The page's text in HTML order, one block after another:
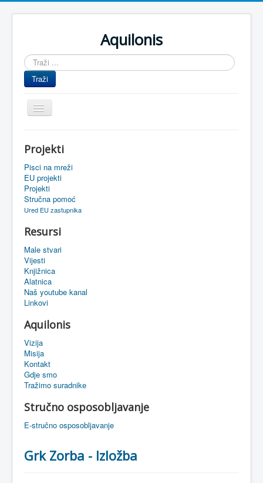
Aquilonis
Traži
...
Traži
Prikaz/Sakrivanje
navigacije
Upravljanje znanjem
Obrazovanje
Upravljanje projektima
Oaza
Sistemski alati
eMapa
Projekti
Pisci na mreži
EU projekti
Projekti
Stručna pomoć
Ured EU zastupnika
Resursi
Male stvari
Vijesti
Knjižnica
Alatnica
Naš youtube kanal
Linkovi
Aquilonis
Vizija
Misija
Kontakt
Gdje smo
Tražimo suradnike
Stručno osposobljavanje
E-stručno osposobljavanje
Grk Zorba - Izložba